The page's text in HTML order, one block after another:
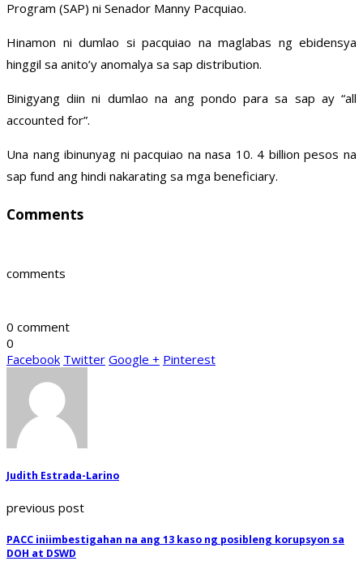
Program (SAP) ni Senador Manny Pacquiao.
Hinamon ni dumlao si pacquiao na maglabas ng ebidensya
hinggil sa anito’y anomalya sa sap distribution.
Binigyang diin ni dumlao na ang pondo para sa sap ay “all
accounted for”.
Una nang ibinunyag ni pacquiao na nasa 10. 4 billion pesos na
sap fund ang hindi nakarating sa mga beneficiary.
Comments
comments
0 comment
0
Facebook Twitter Google + Pinterest
Judith Estrada-Larino
previous post
PACC iniimbestigahan na ang 13 kaso ng posibleng korupsyon sa
DOH at DSWD